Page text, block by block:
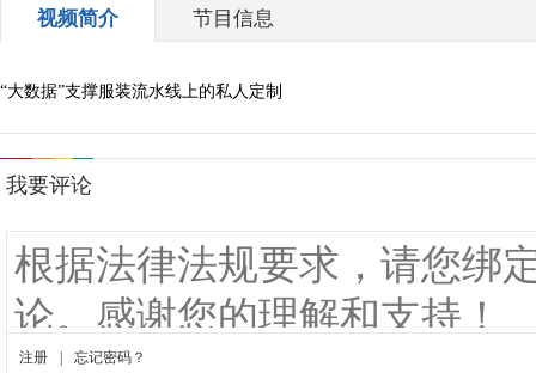
视频简介 节目信息
“大数据”支撑服装流水线上的私人定制